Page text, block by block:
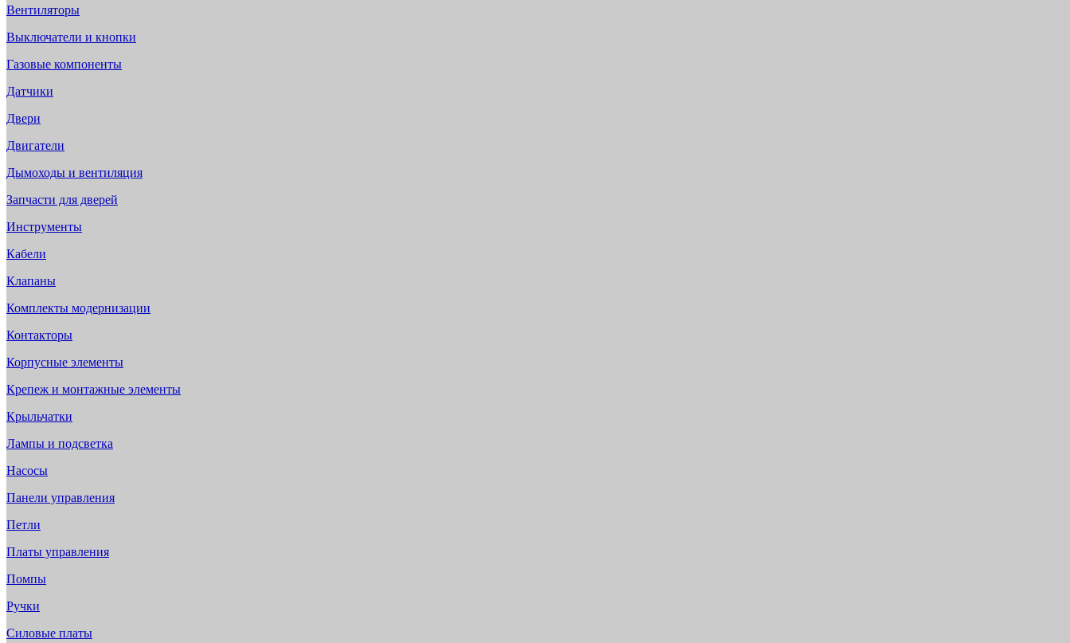
Вентиляторы
Выключатели и кнопки
Газовые компоненты
Датчики
Двери
Двигатели
Дымоходы и вентиляция
Запчасти для дверей
Инструменты
Кабели
Клапаны
Комплекты модернизации
Контакторы
Корпусные элементы
Крепеж и монтажные элементы
Крыльчатки
Лампы и подсветка
Насосы
Панели управления
Петли
Платы управления
Помпы
Ручки
Силовые платы